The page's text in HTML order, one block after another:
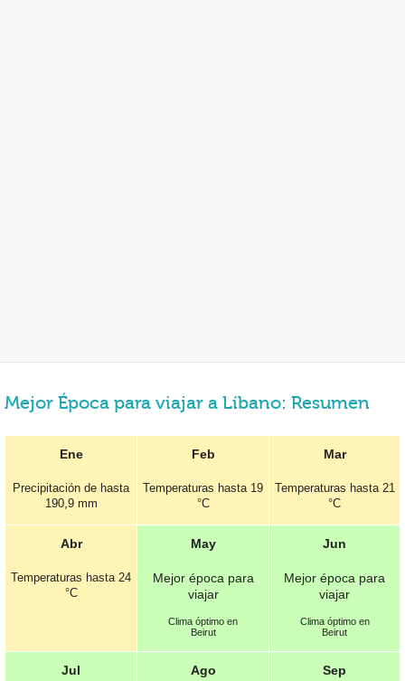
Mejor Época para viajar a Líbano: Resumen
Ene
Precipitación de hasta
190,9 mm
Feb
Temperaturas hasta 19
°C
Mar
Temperaturas hasta 21
°C
Abr
Temperaturas hasta 24
°C
May
Mejor época para
viajar
Clima óptimo en
Beirut
Jun
Mejor época para
viajar
Clima óptimo en
Beirut
Jul Ago Sep